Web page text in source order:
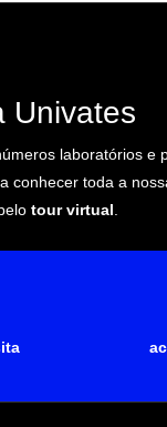
Univates
laboratórios e
conhecer toda a
tour virtual